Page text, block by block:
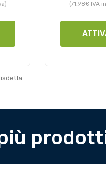
(71,98€ IVA